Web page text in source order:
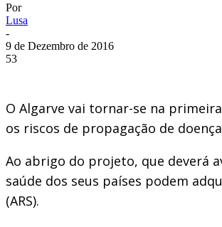
Por
Lusa
-
9 de Dezembro de 2016
53
O Algarve vai tornar-se na
os riscos de propagação de
Ao abrigo do projeto, que deverá
saúde dos seus países podem
(ARS).